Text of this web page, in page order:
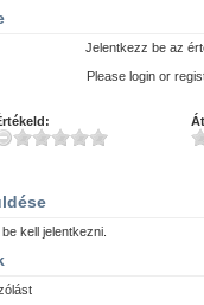
Jelentkezz be az
Please login or
kell jelentkezni.